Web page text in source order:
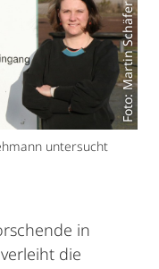
Foto: Martin Schäfer
untersucht
in
die